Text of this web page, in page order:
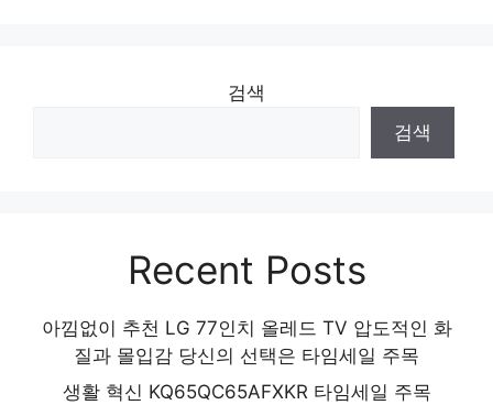
검색
검색
Recent Posts
아낌없이 추천 LG 77인치 올레드 TV 압도적인 화
질과 몰입감 당신의 선택은 타임세일 주목
생활 혁신 KQ65QC65AFXKR 타임세일 주목